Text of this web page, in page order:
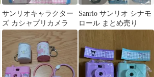
サンリオキャラクター
ズ カシャプリカメラ
Sanrio サンリオ シナモ
ロール まとめ売り